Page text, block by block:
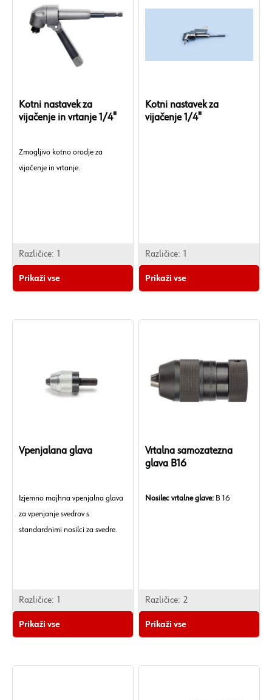
Kotni nastavek za
vijačenje in vrtanje 1/4"
Zmogljivo kotno orodje za
vijačenje in vrtanje.
Različice: 1
Prikaži vse
Kotni nastavek za
vijačenje 1/4"
Različice: 1
Prikaži vse
Vpenjalana glava
Izjemno majhna vpenjalna glava
za vpenjanje svedrov s
standardnimi nosilci za svedre.
Različice: 1
Prikaži vse
Vrtalna samozatezna
glava B16
Nosilec vrtalne glave: B 16
Različice: 2
Prikaži vse